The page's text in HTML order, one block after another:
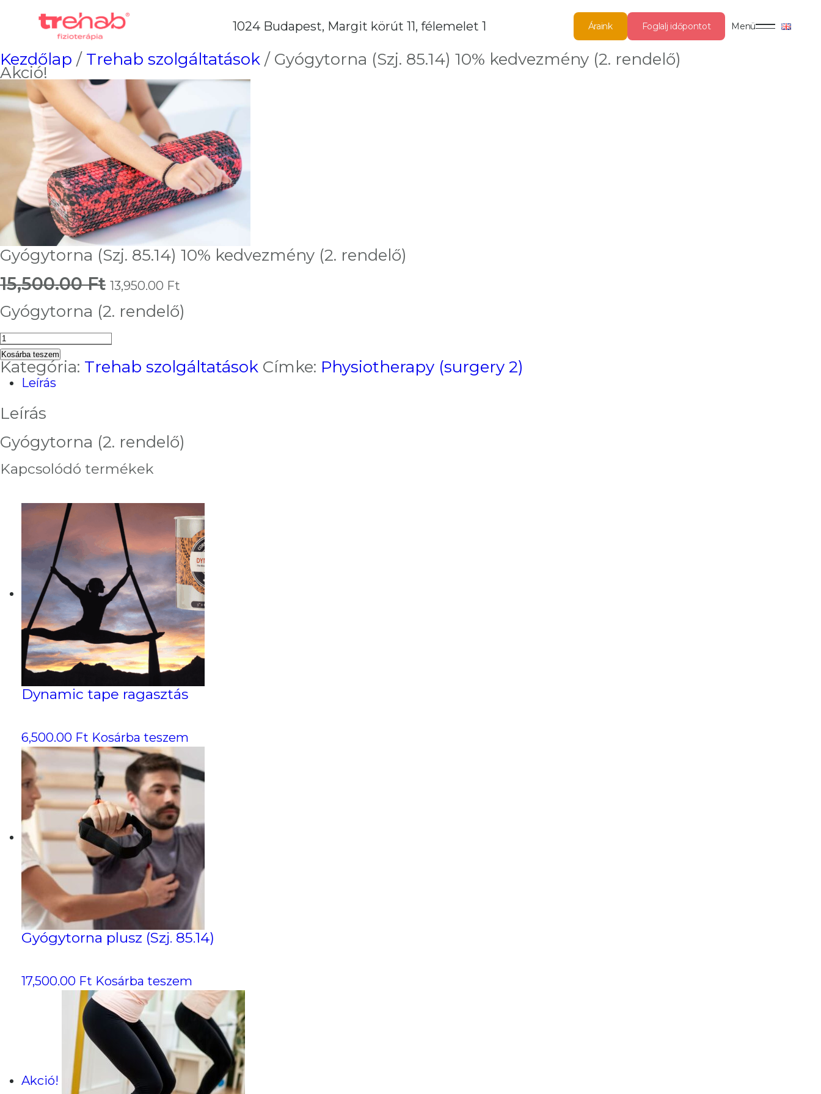
1024 Budapest, Margit körút 11, félemelet 1 Áraink Foglalj időpontot Menü
Kezdőlap / Trehab szolgáltatások / Gyógytorna (Szj. 85.14) 10% kedvezmény (2. rendelő)
Akció!
Gyógytorna (Szj. 85.14) 10% kedvezmény (2. rendelő)
15,500.00Ft Original
price
was:
15,500.00 Ft.
13,950.00 Ft
is:
13,950.00 Ft.
Gyógytorna (2. rendelő)
Gyógytorna
(Szj.
85.14)
10%
kedvezmény
(2.
rendelő)
mennyiség
Kosárba teszem
Kategória: Trehab szolgáltatások Címke: Physiotherapy (surgery 2)
Leírás
Leírás
Gyógytorna (2. rendelő)
Kapcsolódó termékek
Dynamic tape ragasztás
6,500.00 Ft Kosárba teszem
Gyógytorna plusz (Szj. 85.14)
17,500.00 Ft Kosárba teszem
Akció!